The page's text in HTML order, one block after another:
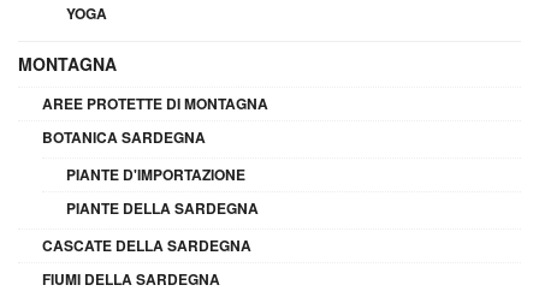
YOGA
MONTAGNA
AREE PROTETTE DI MONTAGNA
BOTANICA SARDEGNA
PIANTE D'IMPORTAZIONE
PIANTE DELLA SARDEGNA
CASCATE DELLA SARDEGNA
FIUMI DELLA SARDEGNA